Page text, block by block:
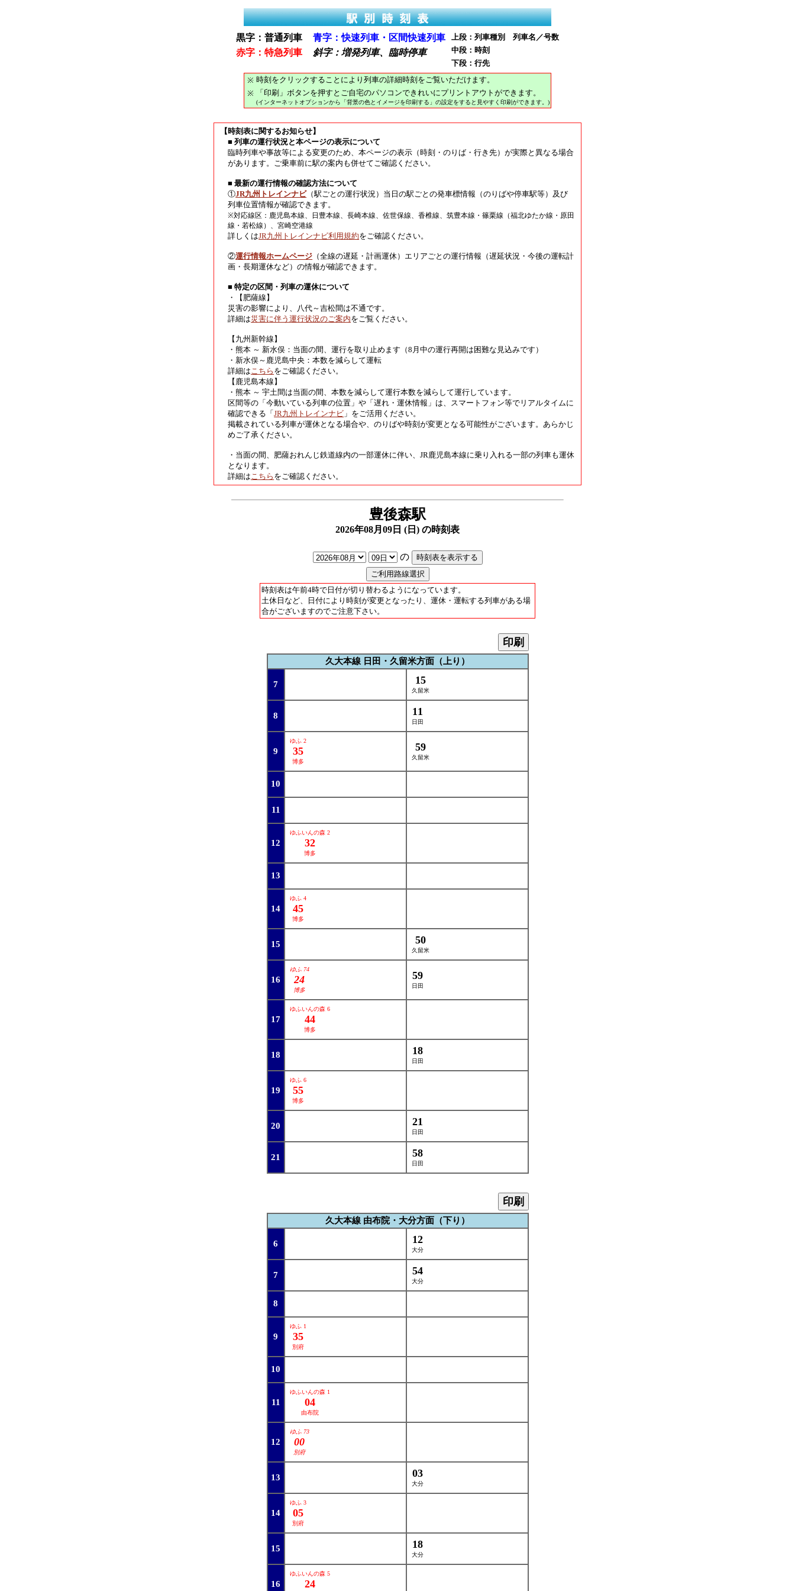
黒字：普通列車
青字：快速列車・区間快速列車
赤字：特急列車
斜字：増発列車、臨時停車
上段：列車種別 列車名／号数
中段：時刻
下段：行先
※ 時刻をクリックすることにより列車の詳細時刻をご覧いただけます。
※
「印刷」ボタンを押すとご自宅のパソコンできれいにプリントアウトができます。
(インターネットオプションから「背景の色とイメージを印刷する」の設定をすると見やすく印刷ができます。)
【時刻表に関するお知らせ】
■ 列車の運行状況と本ページの表示について
臨時列車や事故等による変更のため、本ページの表示（時刻・のりば・行き先）が実際と異なる場合
があります。ご乗車前に駅の案内も併せてご確認ください。
■ 最新の運行情報の確認方法について
①JR九州トレインナビ（駅ごとの運行状況）当日の駅ごとの発車標情報（のりばや停車駅等）及び
列車位置情報が確認できます。
※対応線区：鹿児島本線、日豊本線、長崎本線、佐世保線、香椎線、筑豊本線・篠栗線（福北ゆたか線・原田
線・若松線）、宮崎空港線
詳しくはJR九州トレインナビ利用規約をご確認ください。
②運行情報ホームページ （全線の遅延・計画運休）エリアごとの運行情報（遅延状況・今後の運転計
画・長期運休など）の情報が確認できます。
■ 特定の区間・列車の運休について
・【肥薩線】
災害の影響により、八代～吉松間は不通です。
詳細は災害に伴う運行状況のご案内をご覧ください。
【九州新幹線】
・熊本 ～ 新水俣：当面の間、運行を取り止めます（8月中の運行再開は困難な見込みです）
・新水俣～鹿児島中央：本数を減らして運転
詳細はこちら をご確認ください。
【鹿児島本線】
・熊本 ～ 宇土間は当面の間、本数を減らして運行本数を減らして運行しています。
区間等の「今動いている列車の位置」や「遅れ・運休情報」は、スマートフォン等でリアルタイムに
確認できる「JR九州トレインナビ 」をご活用ください。
掲載されている列車が運休となる場合や、のりばや時刻が変更となる可能性がございます。あらかじ
めご了承ください。
・当面の間、肥薩おれんじ鉄道線内の一部運休に伴い、JR鹿児島本線に乗り入れる一部の列車も運休
となります。
詳細はこちら をご確認ください。
豊後森駅
2026年08月09日 (日) の時刻表
の
時刻表は午前4時で日付が切り替わるようになっています。
土休日など、日付により時刻が変更となったり、運休・運転する列車がある場
合がございますのでご注意下さい。
印刷
久大本線 日田・久留米方面（上り）
7 15
久留米
8 11
日田
9
ゆふ 2
35
博多
59
久留米
10
11
12
ゆふいんの森 2
32
博多
13
14
ゆふ 4
45
博多
15 50
久留米
16
ゆふ 74
24
博多
59
日田
17
ゆふいんの森 6
44
博多
18 18
日田
19
ゆふ 6
55
博多
20 21
日田
21 58
日田
印刷
久大本線 由布院・大分方面（下り）
6 12
大分
7 54
大分
8
9
ゆふ 1
35
別府
10
11
ゆふいんの森 1
04
由布院
12
ゆふ 73
00
別府
13 03
大分
14
ゆふ 3
05
別府
15 18
大分
16
ゆふいんの森 5
24